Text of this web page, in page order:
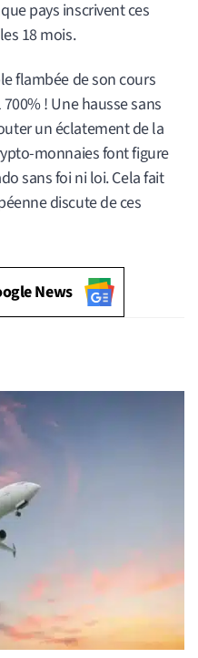
pays inscrivent ces
18 mois.
flambée de son cours
! Une hausse sans
un éclatement de la
monnaies font figure
sans foi ni loi. Cela fait
discute de ces
News